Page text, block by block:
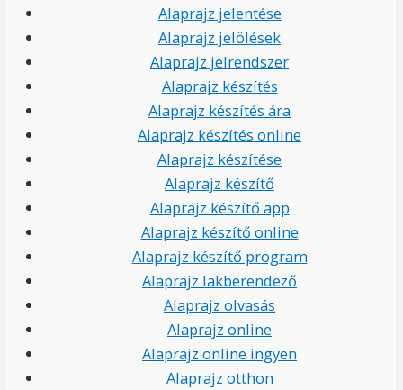
Alaprajz jelentése
Alaprajz jelölések
Alaprajz jelrendszer
Alaprajz készítés
Alaprajz készítés ára
Alaprajz készítés online
Alaprajz készítése
Alaprajz készítő
Alaprajz készítő app
Alaprajz készítő online
Alaprajz készítő program
Alaprajz lakberendező
Alaprajz olvasás
Alaprajz online
Alaprajz online ingyen
Alaprajz otthon